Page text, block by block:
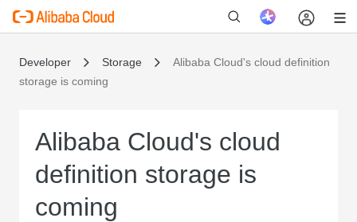
Developer Storage
Alibaba Cloud's cloud definition
storage is coming
Alibaba Cloud's cloud
definition storage is
coming